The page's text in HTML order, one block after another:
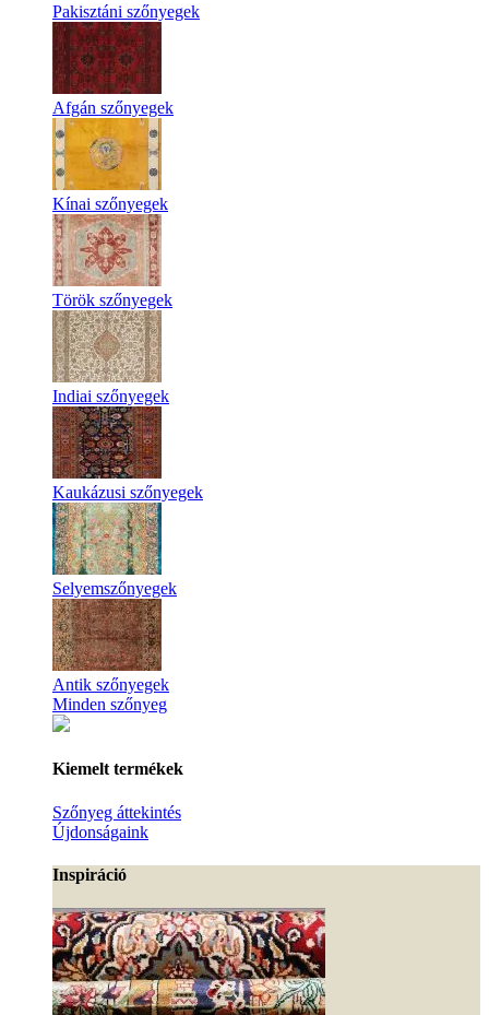
Pakisztáni szőnyegek
Afgán szőnyegek
Kínai szőnyegek
Török szőnyegek
Indiai szőnyegek
Kaukázusi szőnyegek
Selyemszőnyegek
Antik szőnyegek
Minden szőnyeg
Kiemelt termékek
Szőnyeg áttekintés
Újdonságaink
Inspiráció